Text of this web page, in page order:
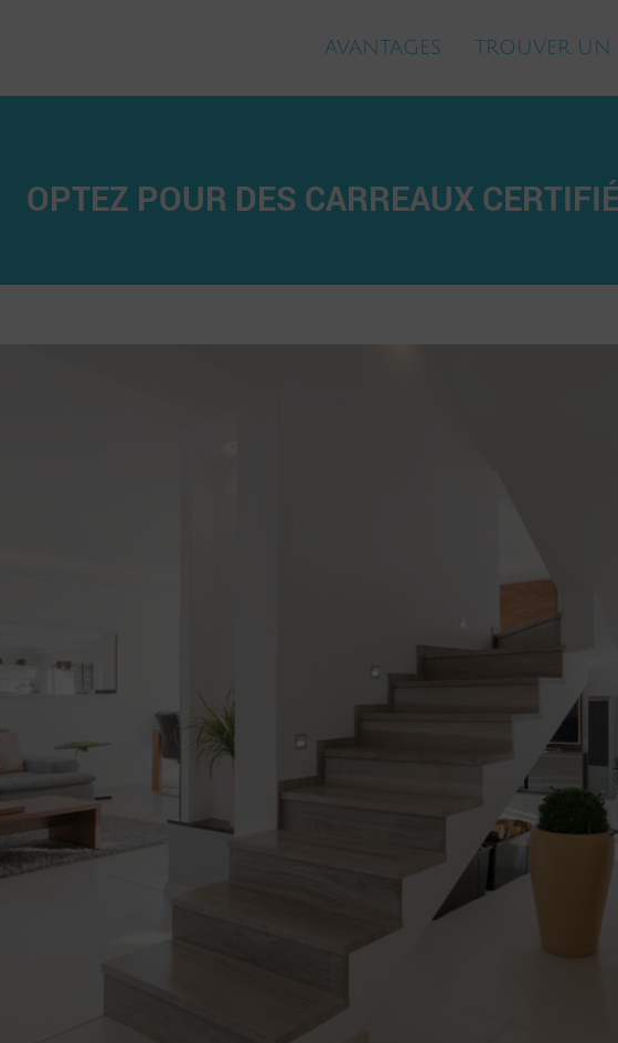
AVANTAGES TROUVER UN
OPTEZ POUR DES CARREAUX